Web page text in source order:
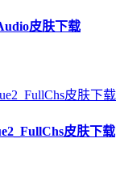
皮肤下载
皮肤下载